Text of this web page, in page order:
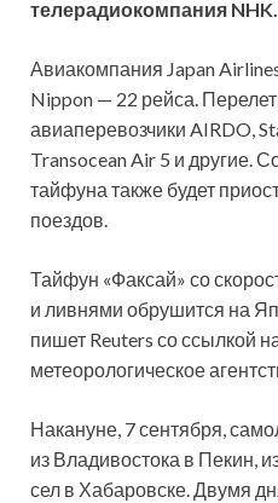
телерадиокомпания NHK.
Авиакомпания Japan
Nippon — 22 рейса.
авиаперевозчики AIRDO,
Transocean Air 5 и другие.
тайфуна также будет
поездов.
Тайфун «Факсай» со
и ливнями обрушится на
пишет Reuters со ссылкой
метеорологическое
Накануне, 7 сентября,
из Владивостока в Пекин,
сел в Хабаровске. Двумя